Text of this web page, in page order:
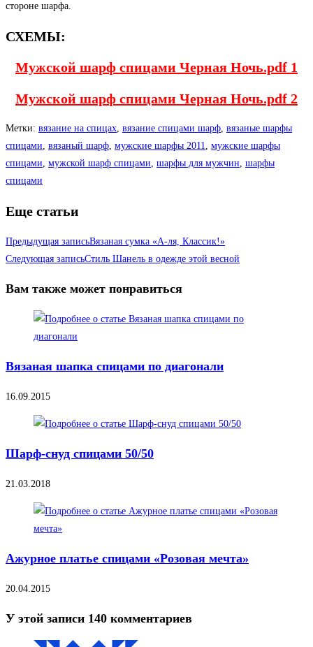
стороне шарфа.
СХЕМЫ:
Мужской шарф спицами Черная Ночь.pdf 1
Мужской шарф спицами Черная Ночь.pdf 2
Метки: вязание на спицах, вязание спицами шарф, вязаные шарфы
спицами, вязаный шарф, мужские шарфы 2011, мужские шарфы
спицами, мужской шарф спицами, шарфы для мужчин, шарфы
спицами
Еще статьи
Предыдущая записьВязаная сумка «А-ля, Классик!»
Следующая записьСтиль Шанель в одежде этой весной
Вам также может понравиться
Вязаная шапка спицами по диагонали
16.09.2015
Шарф-снуд спицами 50/50
21.03.2018
Ажурное платье спицами «Розовая мечта»
20.04.2015
У этой записи 140 комментариев